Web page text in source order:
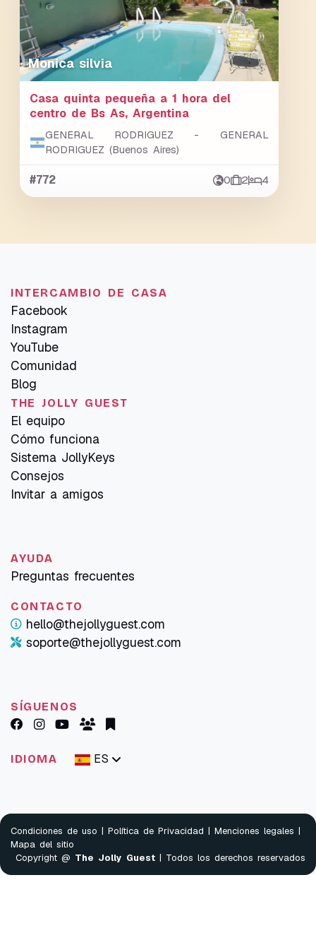
Monica silvia
Casa quinta pequeña a 1 hora del
centro de Bs As, Argentina
GENERAL RODRIGUEZ - GENERAL
RODRIGUEZ (Buenos Aires)
#772 0 2 4
INTERCAMBIO DE CASA
Facebook
Instagram
YouTube
Comunidad
Blog
THE JOLLY GUEST
El equipo
Cómo funciona
Sistema JollyKeys
Consejos
Invitar a amigos
AYUDA
Preguntas frecuentes
CONTACTO
hello@thejollyguest.com
soporte@thejollyguest.com
SÍGUENOS
IDIOMA ES
Condiciones de uso | Política de Privacidad | Menciones legales |
Mapa del sitio
Copyright @ The Jolly Guest | Todos los derechos reservados